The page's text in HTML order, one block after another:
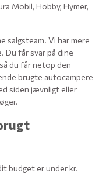
Mobil, Hobby, Hymer,
salgsteam. Vi har mere
Du får svar på dine
du får netop den
brugte autocampere
siden jævnligt eller
budget er under kr.